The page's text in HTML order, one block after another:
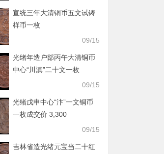
宣统三年大清铜币五文试铸
样币一枚
09/15
光绪年造户部丙午大清铜币
中心“川滇”二十文一枚
09/15
光绪戊申中心“汴”一文铜币
一枚成交价 3,300
09/15
吉林省造光绪元宝当二十红